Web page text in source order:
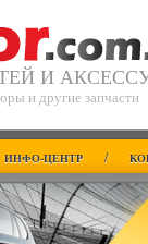
И
и другие запчасти
ИНФО-ЦЕНТР /